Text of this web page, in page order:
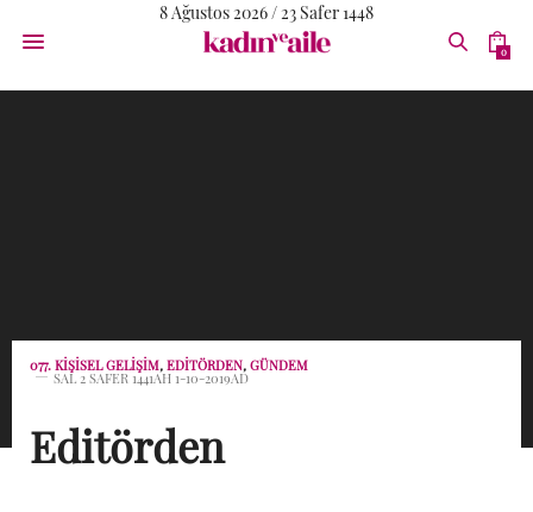
8 Ağustos 2026 / 23 Safer 1448
0
077. KIŞISEL GELIŞIM, EDITÖRDEN, GÜNDEM
SAL 2 SAFER 1441AH 1-10-2019AD
Editörden